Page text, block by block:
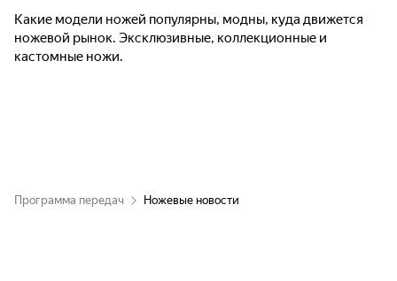
Какие модели ножей популярны, модны, куда движется
ножевой рынок. Эксклюзивные, коллекционные и
кастомные ножи.
Программа передач Ножевые новости